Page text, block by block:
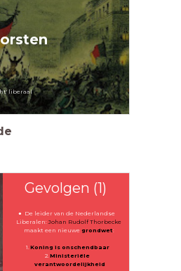
liberaal
Gevolgen (1)
De leider van de Nederlandse
Liberalen:Johan Rudolf Thorbecke
maakt een nieuwe grondwet:
Koning is onschendbaar
Ministeriële
verantwoordelijkheid